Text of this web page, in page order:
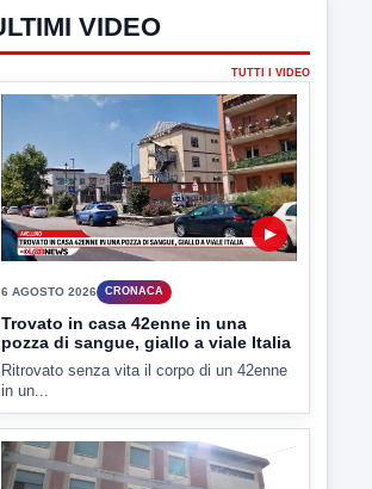
ULTIMI VIDEO
TUTTI I VIDEO
▶
6 AGOSTO 2026 CRONACA